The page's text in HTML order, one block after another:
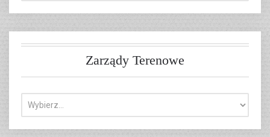
Zarządy Terenowe